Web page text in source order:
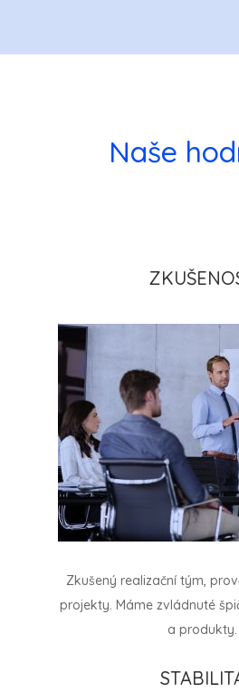
Naše
Zkušený realizační tým,
projekty. Máme zvládnuté
a produkty.